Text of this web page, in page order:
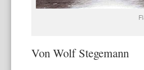
Von Wolf Stegemann